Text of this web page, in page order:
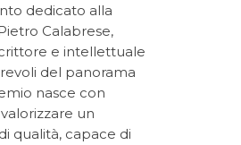
dedicato alla
Calabrese,
e intellettuale
del panorama
nasce con
un
qualità, capace di